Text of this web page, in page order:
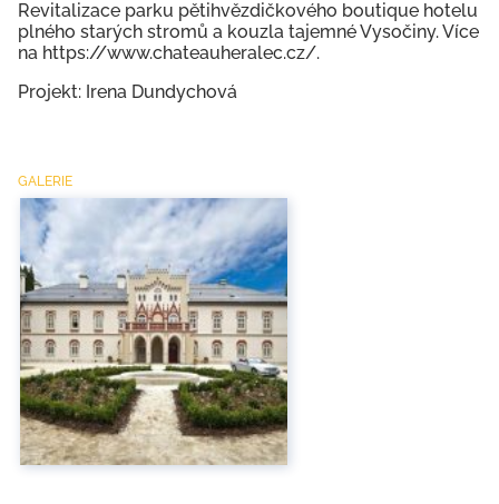
Revitalizace parku pětihvězdičkového boutique hotelu
plného starých stromů a kouzla tajemné Vysočiny. Více
na https://www.chateauheralec.cz/.
Projekt: Irena Dundychová
GALERIE